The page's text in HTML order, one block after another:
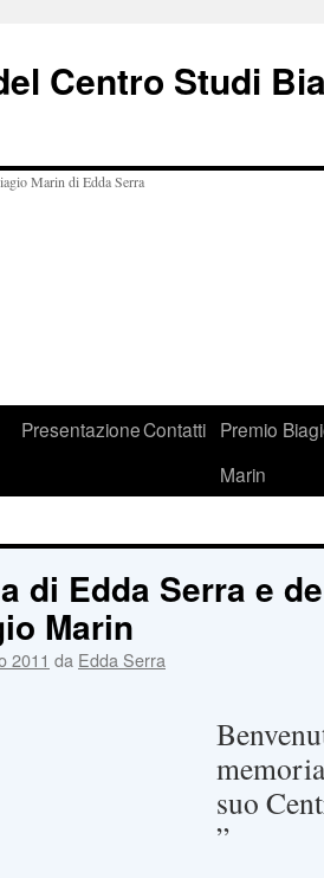
Centro Studi
PresentazioneContatti Premio
Marin
di Edda Serra e
Marin
2011 da Edda Serra
suo
”